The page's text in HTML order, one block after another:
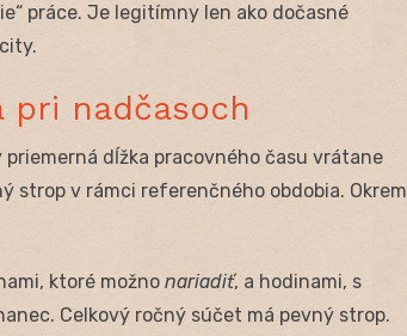
práce. Je legitímny len ako dočasné
pri nadčasoch
dĺžka pracovného času vrátane
strop v rámci referenčného obdobia. Okrem
ktoré možno nariadiť, a hodinami, s
Celkový ročný súčet má pevný strop.